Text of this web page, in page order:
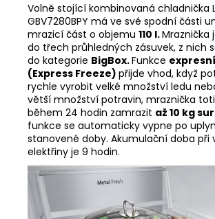
Volně stojící kombinovaná chladnička
GBV7280BPY má ve své spodní části
mrazicí část o objemu 110 l.Mraznička
do třech průhledných zásuvek, z nich
do kategorie BigBox.Funkce
(Express Freeze) přijde vhod, když
rychle vyrobit velké množství ledu
větší množství potravin, mraznička
během 24 hodin zamrazit až 10 kg
funkce se automaticky vypne po
stanovené doby. Akumulační doba při
elektřiny je 9 hodin.